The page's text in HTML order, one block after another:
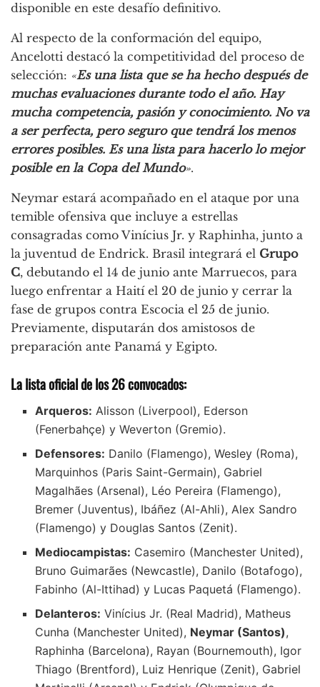
disponible en este desafío definitivo.
Al respecto de la conformación del equipo,
Ancelotti destacó la competitividad del proceso de
selección: «Es una lista que se ha hecho después de
muchas evaluaciones durante todo el año. Hay
mucha competencia, pasión y conocimiento. No va
a ser perfecta, pero seguro que tendrá los menos
errores posibles. Es una lista para hacerlo lo mejor
posible en la Copa del Mundo».
Neymar estará acompañado en el ataque por una
temible ofensiva que incluye a estrellas
consagradas como Vinícius Jr. y Raphinha, junto a
la juventud de Endrick. Brasil integrará el Grupo
C, debutando el 14 de junio ante Marruecos, para
luego enfrentar a Haití el 20 de junio y cerrar la
fase de grupos contra Escocia el 25 de junio.
Previamente, disputarán dos amistosos de
preparación ante Panamá y Egipto.
La lista oficial de los 26 convocados:
Arqueros: Alisson (Liverpool), Ederson
(Fenerbahçe) y Weverton (Gremio).
Defensores: Danilo (Flamengo), Wesley (Roma),
Marquinhos (Paris Saint-Germain), Gabriel
Magalhães (Arsenal), Léo Pereira (Flamengo),
Bremer (Juventus), Ibáñez (Al-Ahli), Alex Sandro
(Flamengo) y Douglas Santos (Zenit).
Mediocampistas: Casemiro (Manchester United),
Bruno Guimarães (Newcastle), Danilo (Botafogo),
Fabinho (Al-Ittihad) y Lucas Paquetá (Flamengo).
Delanteros: Vinícius Jr. (Real Madrid), Matheus
Cunha (Manchester United), Neymar (Santos),
Raphinha (Barcelona), Rayan (Bournemouth), Igor
Thiago (Brentford), Luiz Henrique (Zenit), Gabriel